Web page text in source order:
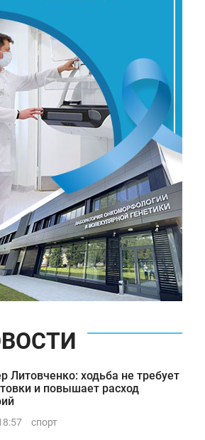
Литовченко: ходьба не требует
и повышает расход
спорт